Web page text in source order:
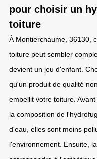
pour choisir un
toiture
À Montierchaume, 36130,
toiture peut sembler
devient un jeu d'enfant.
qu'un produit de qualité
embellit votre toiture.
la composition de
d'eau, elles sont moins
l'environnement. Ensuite,